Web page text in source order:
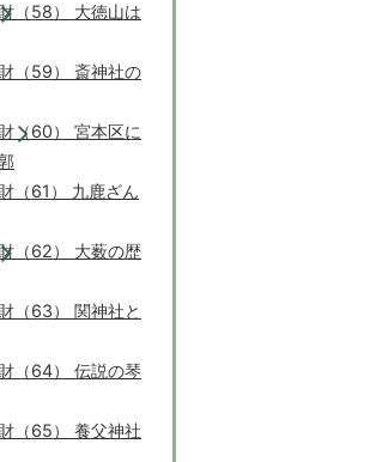
（58） 大徳山は
（59） 斎神社の
（60） 宮本区に
（61） 九鹿ざん
（62） 大薮の歴
（63） 関神社と
（64） 伝説の琴
（65） 養父神社